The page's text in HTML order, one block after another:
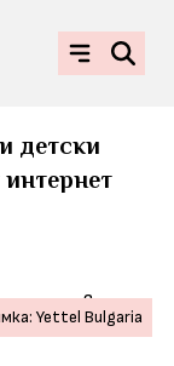
детски
интернет
Yettel Bulgaria